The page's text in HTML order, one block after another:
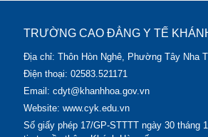
TRƯỜNG CAO ĐẲNG Y TẾ
Địa chỉ: Thôn Hòn Nghê, Phường Tây Nha
Điện thoại: 02583.521171
Email: cdyt@khanhhoa.gov.vn
Website: www.cyk.edu.vn
Số giấy phép 17/GP-STTTT ngày 30 tháng